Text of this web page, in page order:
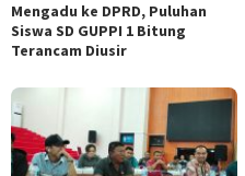
Mengadu ke DPRD, Puluhan
Siswa SD GUPPI 1 Bitung
Terancam Diusir